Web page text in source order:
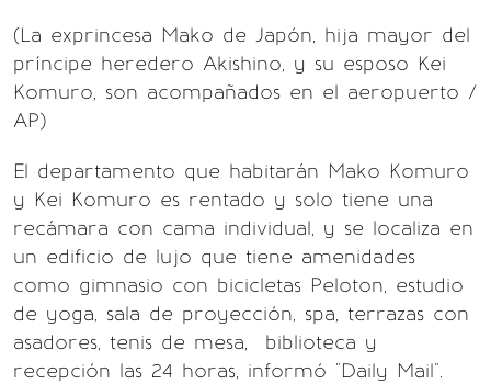
(La exprincesa Mako de Japón, hija mayor del
príncipe heredero Akishino, y su esposo Kei
Komuro, son acompañados en el aeropuerto /
AP)
El departamento que habitarán Mako Komuro
y Kei Komuro es rentado y solo tiene una
recámara con cama individual, y se localiza en
un edificio de lujo que tiene amenidades
como gimnasio con bicicletas Peloton, estudio
de yoga, sala de proyección, spa, terrazas con
asadores, tenis de mesa, biblioteca y
recepción las 24 horas, informó "Daily Mail".